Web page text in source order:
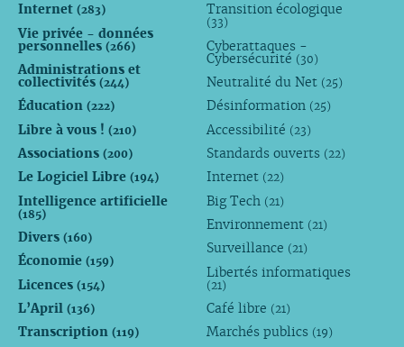
Internet (283)
Vie privée - données
personnelles (266)
Administrations et
collectivités (244)
Éducation (222)
Libre à vous ! (210)
Associations (200)
Le Logiciel Libre (194)
Intelligence artificielle
(185)
Divers (160)
Économie (159)
Licences (154)
L’April (136)
Transcription (119)
Transition écologique
(33)
Cyberattaques -
Cybersécurité (30)
Neutralité du Net (25)
Désinformation (25)
Accessibilité (23)
Standards ouverts (22)
Internet (22)
Big Tech (21)
Environnement (21)
Surveillance (21)
Libertés informatiques
(21)
Café libre (21)
Marchés publics (19)